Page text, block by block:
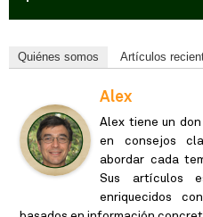
Quiénes somos Artículos
Alex
Alex tiene un
en consejos
abordar cada
Sus artículos
enriquecidos